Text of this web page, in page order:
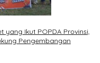
yang Ikut POPDA Provinsi,
Pengembangan